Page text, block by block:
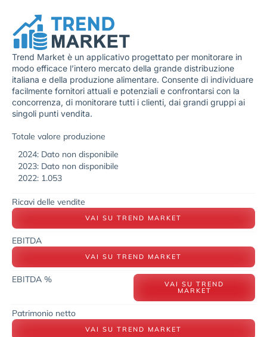
Trend Market è un applicativo progettato per monitorare in
modo efficace l’intero mercato della grande distribuzione
italiana e della produzione alimentare. Consente di individuare
facilmente fornitori attuali e potenziali e confrontarsi con la
concorrenza, di monitorare tutti i clienti, dai grandi gruppi ai
singoli punti vendita.
Totale valore produzione
2024: Dato non disponibile
2023: Dato non disponibile
2022: 1.053
Ricavi delle vendite
VAI SU TREND MARKET
EBITDA
VAI SU TREND MARKET
EBITDA % VAI SU TREND
MARKET
Patrimonio netto
VAI SU TREND MARKET